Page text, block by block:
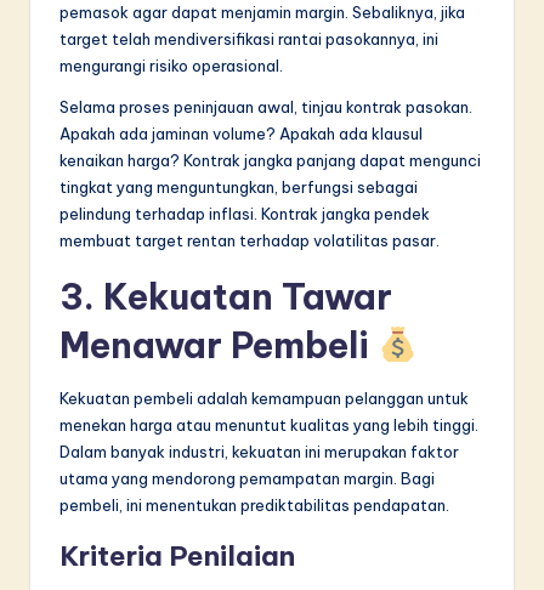
pemasok agar dapat menjamin margin. Sebaliknya, jika
target telah mendiversifikasi rantai pasokannya, ini
mengurangi risiko operasional.
Selama proses peninjauan awal, tinjau kontrak pasokan.
Apakah ada jaminan volume? Apakah ada klausul
kenaikan harga? Kontrak jangka panjang dapat mengunci
tingkat yang menguntungkan, berfungsi sebagai
pelindung terhadap inflasi. Kontrak jangka pendek
membuat target rentan terhadap volatilitas pasar.
3. Kekuatan Tawar
Menawar Pembeli
Kekuatan pembeli adalah kemampuan pelanggan untuk
menekan harga atau menuntut kualitas yang lebih tinggi.
Dalam banyak industri, kekuatan ini merupakan faktor
utama yang mendorong pemampatan margin. Bagi
pembeli, ini menentukan prediktabilitas pendapatan.
Kriteria Penilaian